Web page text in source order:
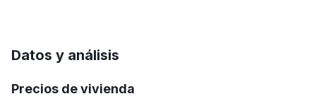
Datos y análisis
Precios de vivienda